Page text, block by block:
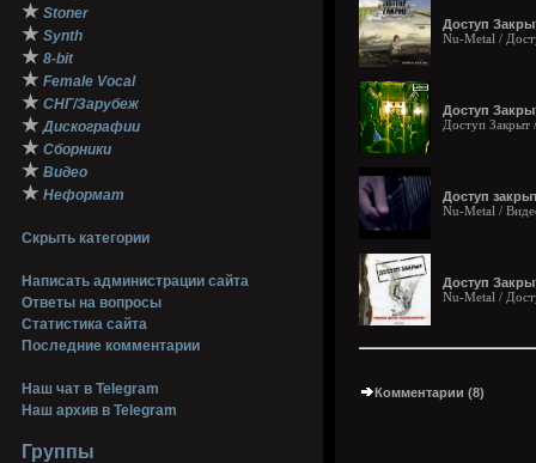
★ Stoner
★ Synth
★ 8-bit
★ Female Vocal
★ СНГ/Зарубеж
★ Дискографии
★ Сборники
★ Видео
★ Неформат
Скрыть категории
Написать администрации сайта
Ответы на вопросы
Статистика сайта
Последние комментарии
Наш чат в Telegram
Наш архив в Telegram
Группы
Доступ
Nu-Metal /
Доступ
Доступ Закрыт
Доступ
Nu-Metal /
Доступ
Nu-Metal /
Комментарии (8)